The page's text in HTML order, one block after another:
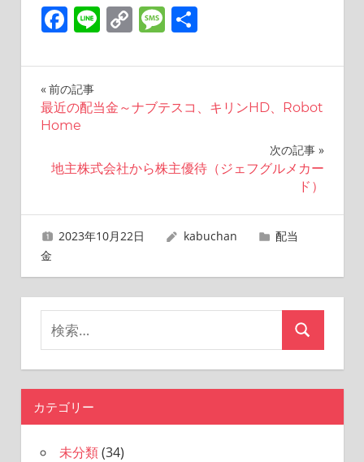
Facebook
LineCopyMessage
共
投
稿
ナ
ゲ
ー
シ
ョ
ン
前の記事
最近の配当金～ナブテスコ、キリンHD、Robot
Home
次の記事
地主株式会社から株主優待（ジェフグルメカー
ド）
2023年10月22日 kabuchan
配当
金
対
象:
検
カテゴリー
未分類(34)